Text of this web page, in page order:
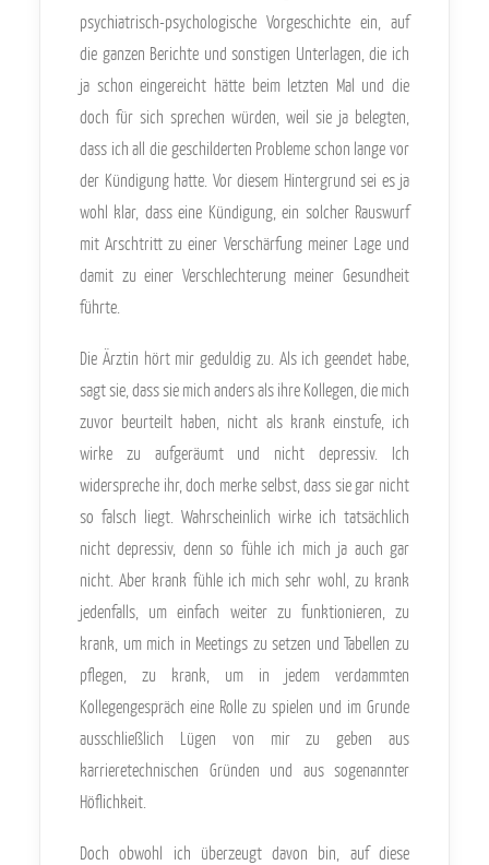
psychiatrisch-psychologische Vorgeschichte ein, auf
die ganzen Berichte und sonstigen Unterlagen, die ich
ja schon eingereicht hätte beim letzten Mal und die
doch für sich sprechen würden, weil sie ja belegten,
dass ich all die geschilderten Probleme schon lange vor
der Kündigung hatte. Vor diesem Hintergrund sei es ja
wohl klar, dass eine Kündigung, ein solcher Rauswurf
mit Arschtritt zu einer Verschärfung meiner Lage und
damit zu einer Verschlechterung meiner Gesundheit
führte.
Die Ärztin hört mir geduldig zu. Als ich geendet habe,
sagt sie, dass sie mich anders als ihre Kollegen, die mich
zuvor beurteilt haben, nicht als krank einstufe, ich
wirke zu aufgeräumt und nicht depressiv. Ich
widerspreche ihr, doch merke selbst, dass sie gar nicht
so falsch liegt. Wahrscheinlich wirke ich tatsächlich
nicht depressiv, denn so fühle ich mich ja auch gar
nicht. Aber krank fühle ich mich sehr wohl, zu krank
jedenfalls, um einfach weiter zu funktionieren, zu
krank, um mich in Meetings zu setzen und Tabellen zu
pflegen, zu krank, um in jedem verdammten
Kollegengespräch eine Rolle zu spielen und im Grunde
ausschließlich Lügen von mir zu geben aus
karrieretechnischen Gründen und aus sogenannter
Höflichkeit.
Doch obwohl ich überzeugt davon bin, auf diese